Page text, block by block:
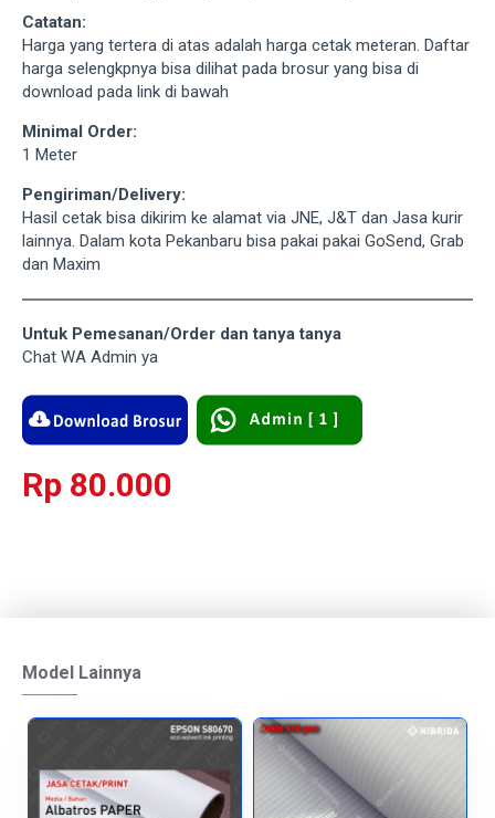
Catatan:
Harga yang tertera di atas adalah harga cetak meteran. Daftar
harga selengkpnya bisa dilihat pada brosur yang bisa di
download pada link di bawah
Minimal Order:
1 Meter
Pengiriman/Delivery:
Hasil cetak bisa dikirim ke alamat via JNE, J&T dan Jasa kurir
lainnya. Dalam kota Pekanbaru bisa pakai pakai GoSend, Grab
dan Maxim
Untuk Pemesanan/Order dan tanya tanya
Chat WA Admin ya
Rp 80.000
Model Lainnya